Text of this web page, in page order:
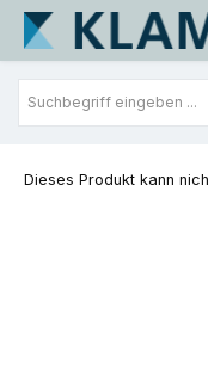
Zum Hauptinhalt springen
Dieses Produkt kann